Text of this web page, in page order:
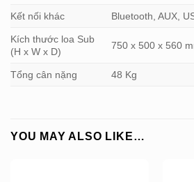
Kết nối khác Bluetooth, AUX,
Kích thước loa Sub
(H x W x D)
750 x 500 x 560
Tổng cân nặng 48 Kg
YOU MAY ALSO LIKE…